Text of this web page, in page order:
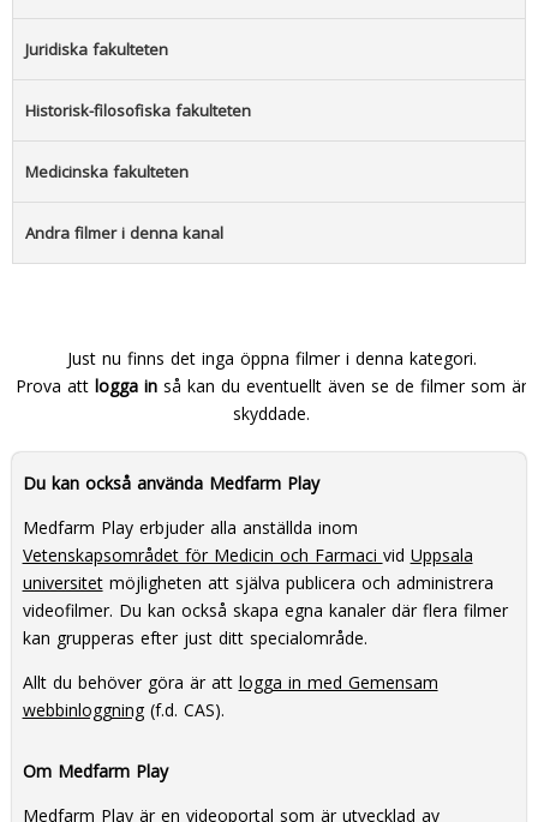
Juridiska fakulteten
Historisk-filosofiska fakulteten
Medicinska fakulteten
Andra filmer i denna kanal
Just nu finns det inga öppna filmer i denna kategori.
Prova att logga in så kan du eventuellt även se de filmer som är
skyddade.
Du kan också använda Medfarm Play
Medfarm Play erbjuder alla anställda inom
Vetenskapsområdet för Medicin och Farmaci vid Uppsala
universitetmöjligheten att själva publicera och administrera
videofilmer. Du kan också skapa egna kanaler där flera filmer
kan grupperas efter just ditt specialområde.
Allt du behöver göra är att logga in med Gemensam
webbinloggning(f.d. CAS).
Om Medfarm Play
Medfarm Play är en videoportal som är utvecklad av